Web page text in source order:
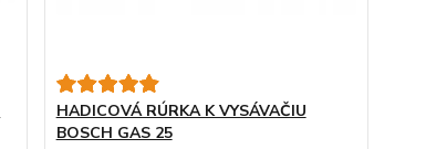
HADICOVÁ RÚRKA K VYSÁVAČIU
BOSCH GAS 25